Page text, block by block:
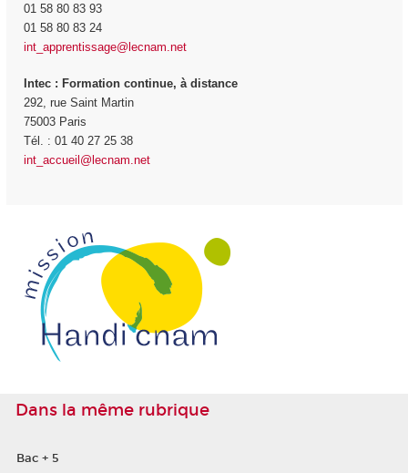
01 58 80 83 93
01 58 80 83 24
int_apprentissage@lecnam.net
Intec: Formation continue, à distance
292, rue Saint Martin
75003 Paris
Tél. : 01 40 27 25 38
int_accueil@lecnam.net
Dans la même rubrique
Bac + 5